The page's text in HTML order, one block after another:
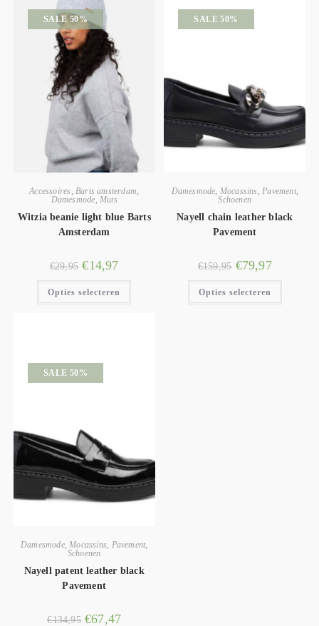
SALE 50%
Accessoires Barts amsterdam
Damesmode Muts
Witzia beanie light blue Barts
Amsterdam
€29,95 €14,97
Opties selecteren
SALE 50%
Damesmode Mocassins Pavement,
Schoenen
Nayell chain leather black
Pavement
€159,95 €79,97
Opties selecteren
SALE 50%
Damesmode, Mocassins Pavement,
Schoenen
Nayell patent leather black
Pavement
€134,95 €67,47